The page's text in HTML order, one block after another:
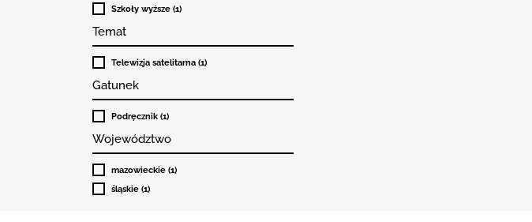
Szkoły wyższe (1)
Temat
Telewizja satelitarna (1)
Gatunek
Podręcznik (1)
Województwo
mazowieckie (1)
śląskie (1)